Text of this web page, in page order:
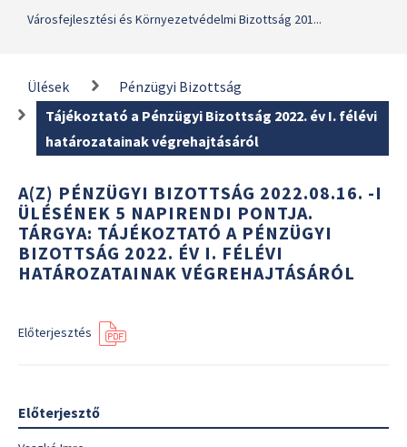
Városfejlesztési és Környezetvédelmi Bizottság 201...
Ülések
Pénzügyi Bizottság
Tájékoztató a Pénzügyi Bizottság 2022. év I. félévi
határozatainak végrehajtásáról
A(Z) PÉNZÜGYI BIZOTTSÁG 2022.08.16. -I
ÜLÉSÉNEK 5 NAPIRENDI PONTJA.
TÁRGYA: TÁJÉKOZTATÓ A PÉNZÜGYI
BIZOTTSÁG 2022. ÉV I. FÉLÉVI
HATÁROZATAINAK VÉGREHAJTÁSÁRÓL
Előterjesztés
Előterjesztő